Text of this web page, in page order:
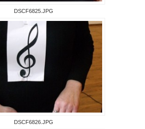
DSCF6825.JPG
DSCF6826.JPG